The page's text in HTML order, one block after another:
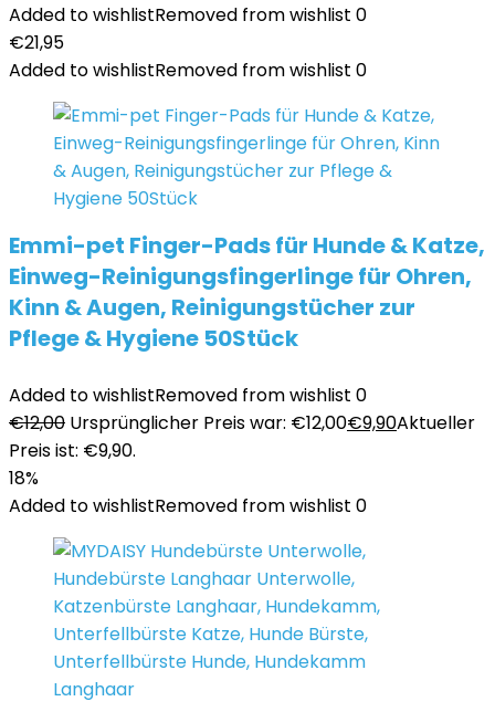
Added to wishlistRemoved from wishlist 0
€21,95
Added to wishlistRemoved from wishlist 0
Emmi-pet Finger-Pads für Hunde & Katze,
Einweg-Reinigungsfingerlinge für Ohren,
Kinn & Augen, Reinigungstücher zur
Pflege & Hygiene 50Stück
Added to wishlistRemoved from wishlist 0
€12,00 Ursprünglicher Preis war: €12,00€9,90Aktueller
Preis ist: €9,90.
18%
Added to wishlistRemoved from wishlist 0